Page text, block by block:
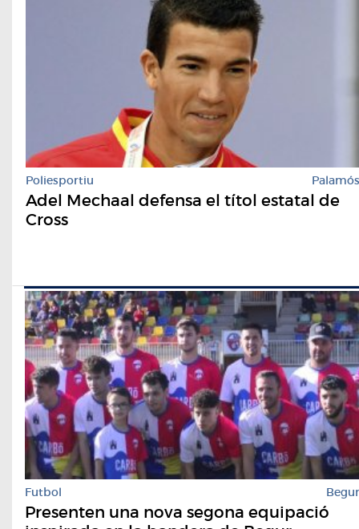
Poliesportiu Palamós
Adel Mechaal defensa el títol estatal de
Cross
Futbol Begur
Presenten una nova segona equipació